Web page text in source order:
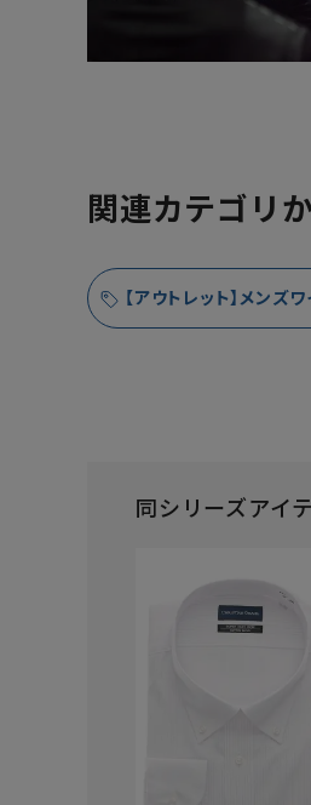
関連カテゴリ
【アウトレット】メンズ
同シリーズアイ